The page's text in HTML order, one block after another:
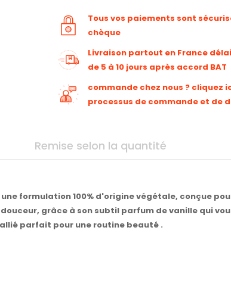
Tous vos paiements sont
chèque
Livraison partout en France
de 5 à 10 jours après accord BAT
commande chez nous ? cliquez
processus de commande et de
Remise selon la quantité
une formulation 100% d'origine végétale, conçue
grâce à son subtil parfum de vanille qui
parfait pour une routine beauté .